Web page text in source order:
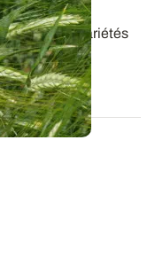
Dijon
toutes les variétés